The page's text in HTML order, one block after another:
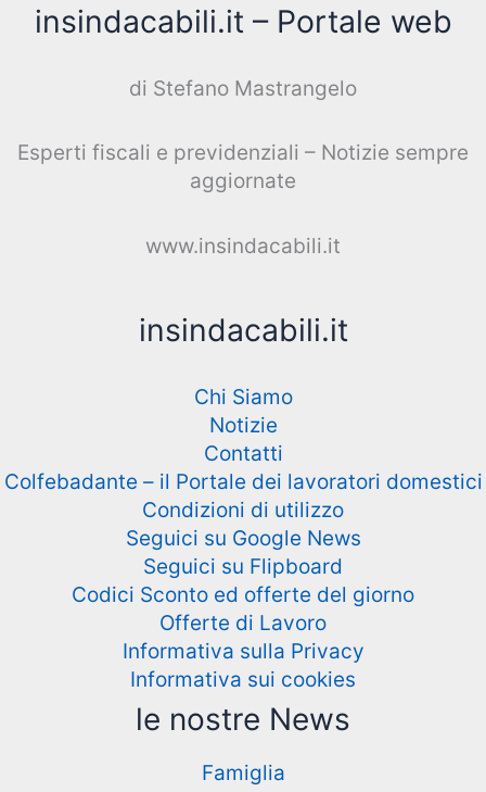
insindacabili.it – Portale web
di Stefano Mastrangelo
Esperti fiscali e previdenziali – Notizie sempre
aggiornate
www.insindacabili.it
insindacabili.it
Chi Siamo
Notizie
Contatti
Colfebadante – il Portale dei lavoratori domestici
Condizioni di utilizzo
Seguici su Google News
Seguici su Flipboard
Codici Sconto ed offerte del giorno
Offerte di Lavoro
Informativa sulla Privacy
Informativa sui cookies
le nostre News
Famiglia